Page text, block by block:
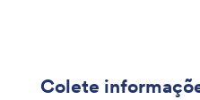
Colete